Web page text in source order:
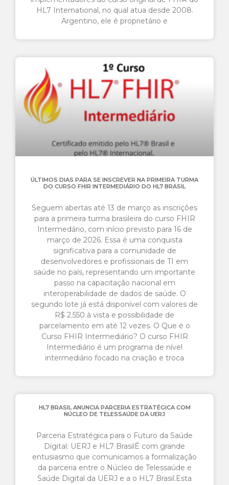
HL7 International, no qual atua desde 2008.
Argentino, ele é proprietário e
ÚLTIMOS DIAS PARA SE INSCREVER NA PRIMEIRA TURMA
DO CURSO FHIR INTERMEDIÁRIO DO HL7 BRASIL
Seguem abertas até 13 de março as inscrições
para a primeira turma brasileira do curso FHIR
Intermedário, com início previsto para 16 de
março de 2026. Essa é uma conquista
significativa para a comunidade de
desenvolvedores e profissionais de TI em
saúde no país, representando um importante
passo na capacitação nacional em
interoperabilidade de dados de saúde. O
segundo lote já está disponível com valores de
R$ 2.550 à vista e possibilidade de
parcelamento em até 12 vezes. O Que é o
Curso FHIR Intermediário? O curso FHIR
Intermediário é um programa de nível
intermediário focado na criação e troca
HL7 BRASIL ANUNCIA PARCERIA ESTRATÉGICA COM
NÚCLEO DE TELESSAÚDE DA UERJ
Parceria Estratégica para o Futuro da Saúde
Digital: UERJ e HL7 Brasil​É com grande
entusiasmo que comunicamos a formalização
da parceria entre o Núcleo de Telessaúde e
Saúde Digital da UERJ e a o HL7 Brasil.​Esta